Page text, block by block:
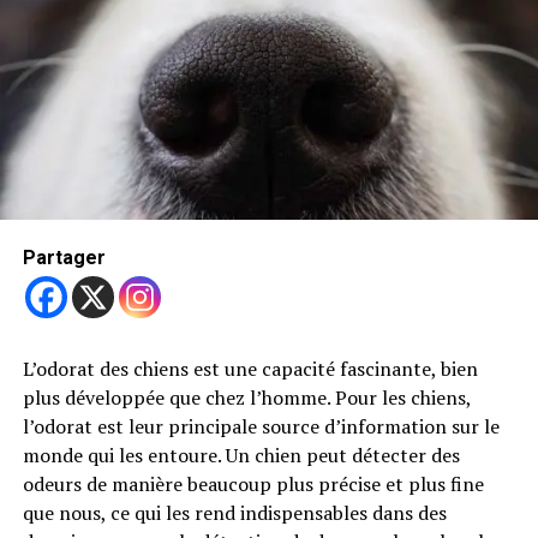
Partager
Partager
particulièrement apprécié pour sa nature amicale et son
tempérament équilibré. Il est non seulement un
excellent chien de travail, mais il fait aussi un
compagnon idéal pour les familles grâce à sa sociabilité
et son énergie.
Trending
Un Chien Intelligent et Actif
Le berger islandais est connu pour son caractère
intelligent et actif. Étant un chien de travail, il a été
élevé pour rester alerte et communicatif. Il est donc
souvent vocal, aboyant pour avertir de la présence d’un
danger ou pour garder ses proches. Ce trait est lié à ses
Partager
L’odorat des chiens est une capacité fascinante, bien
plus développée que chez l’homme. Pour les chiens,
l’odorat est leur principale source d’information sur le
monde qui les entoure. Un chien peut détecter des
odeurs de manière beaucoup plus précise et plus fine
que nous, ce qui les rend indispensables dans des